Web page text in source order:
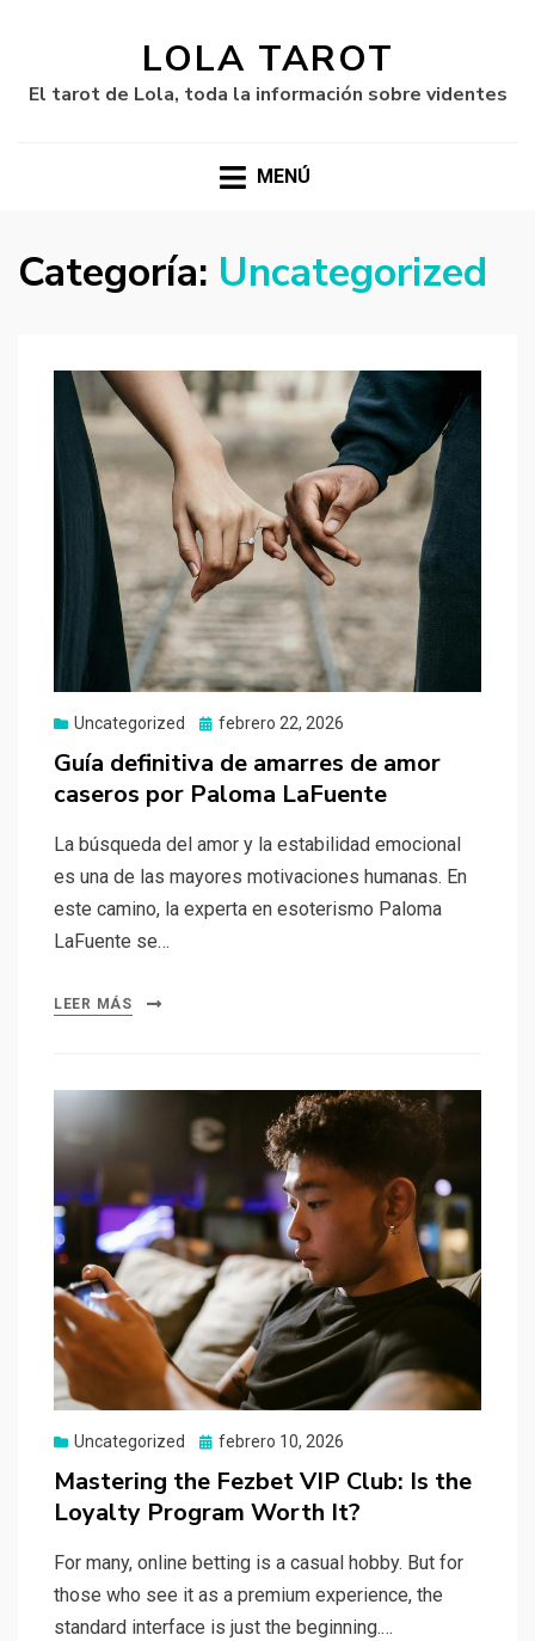
LOLA TAROT
El tarot de Lola, toda la información sobre videntes
MENÚ
Categoría: Uncategorized
Uncategorized
Publicado
febrero 22, 2026
Guía definitiva de amarres de amor
caseros por Paloma LaFuente
La búsqueda del amor y la estabilidad emocional
es una de las mayores motivaciones humanas. En
este camino, la experta en esoterismo Paloma
LaFuente se…
LEER MÁS
Uncategorized
Publicado
febrero 10, 2026
Mastering the Fezbet VIP Club: Is the
Loyalty Program Worth It?
For many, online betting is a casual hobby. But for
those who see it as a premium experience, the
standard interface is just the beginning.…